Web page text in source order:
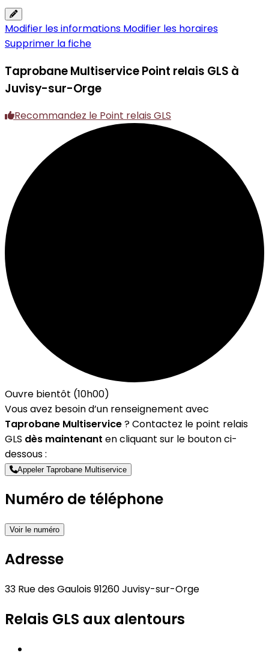
Modifier les informations Modifier les horaires
Supprimer la fiche
Taprobane MultiservicePoint relais GLS à
Juvisy-sur-Orge
Recommandez le Point relais GLS
Ouvre bientôt (10h00)
Vous avez besoin d’un renseignement avec
Taprobane Multiservice? Contactez le point relais
GLS dès maintenant en cliquant sur le bouton ci-
dessous :
Appeler Taprobane Multiservice
Numéro de téléphone
Voir le numéro
Adresse
33 Rue des Gaulois 91260 Juvisy-sur-Orge
Relais GLS aux alentours